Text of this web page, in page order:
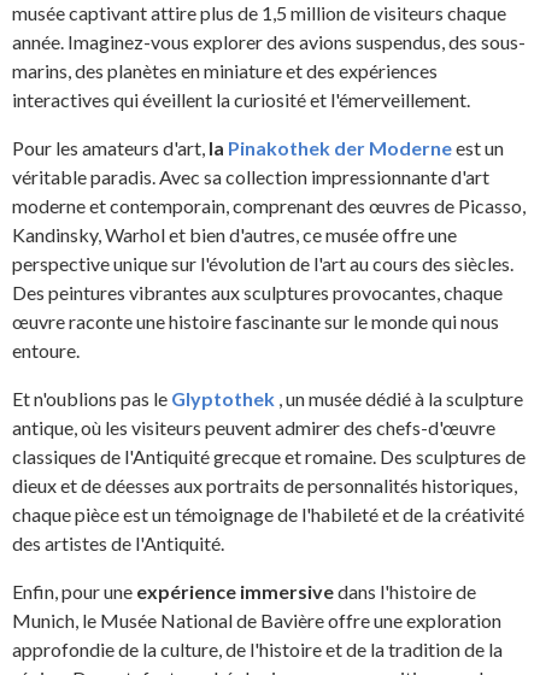
musée captivant attire plus de 1,5 million de visiteurs chaque
année. Imaginez-vous explorer des avions suspendus, des sous-
marins, des planètes en miniature et des expériences
interactives qui éveillent la curiosité et l'émerveillement.
Pour les amateurs d'art, la Pinakothek der Moderneest un
véritable paradis. Avec sa collection impressionnante d'art
moderne et contemporain, comprenant des œuvres de Picasso,
Kandinsky, Warhol et bien d'autres, ce musée offre une
perspective unique sur l'évolution de l'art au cours des siècles.
Des peintures vibrantes aux sculptures provocantes, chaque
œuvre raconte une histoire fascinante sur le monde qui nous
entoure.
Et n'oublions pas le Glyptothek , un musée dédié à la sculpture
antique, où les visiteurs peuvent admirer des chefs-d'œuvre
classiques de l'Antiquité grecque et romaine. Des sculptures de
dieux et de déesses aux portraits de personnalités historiques,
chaque pièce est un témoignage de l'habileté et de la créativité
des artistes de l'Antiquité.
Enfin, pour une expérience immersivedans l'histoire de
Munich, le Musée National de Bavière offre une exploration
approfondie de la culture, de l'histoire et de la tradition de la